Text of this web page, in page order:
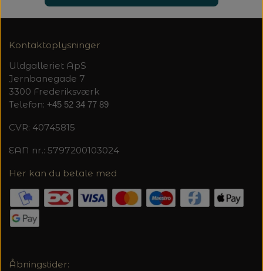
Kontaktoplysninger
Uldgalleriet ApS
Jernbanegade 7
3300 Frederiksværk
Telefon: +45 52 34 77 89
CVR: 40745815
EAN nr.: 5797200103024
Her kan du betale med
Åbningstider: